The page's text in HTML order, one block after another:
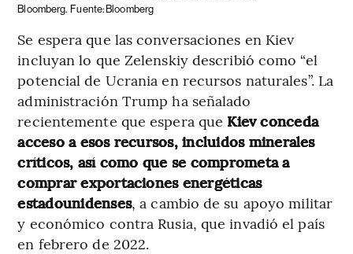
Bloomberg. Fuente: Bloomberg
Se espera que las conversaciones en Kiev
incluyan lo que Zelenskiy describió como “el
potencial de Ucrania en recursos naturales”. La
administración Trump ha señalado
recientemente que espera que Kiev conceda
acceso a esos recursos, incluidos minerales
críticos, así como que se comprometa a
comprar exportaciones energéticas
estadounidenses, a cambio de su apoyo militar
y económico contra Rusia, que invadió el país
en febrero de 2022.